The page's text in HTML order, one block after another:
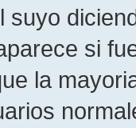
suyo
si
la